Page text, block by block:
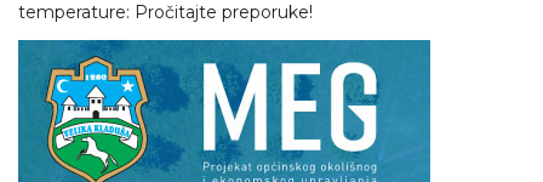
temperature: Pročitajte preporuke!